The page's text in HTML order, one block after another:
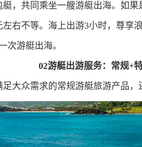
，共同乘坐一艘游艇出海。如
左右不等。海上出游3小时，尊享
次游艇出海。
02游艇出游服务：常规+
大众需求的常规游艇旅游产品，